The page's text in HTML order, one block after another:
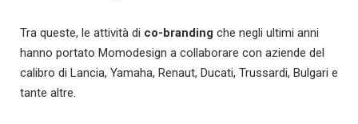
Tra queste, le attività di co-branding che negli ultimi anni
hanno portato Momodesign a collaborare con aziende del
calibro di Lancia, Yamaha, Renaut, Ducati, Trussardi, Bulgari e
tante altre.